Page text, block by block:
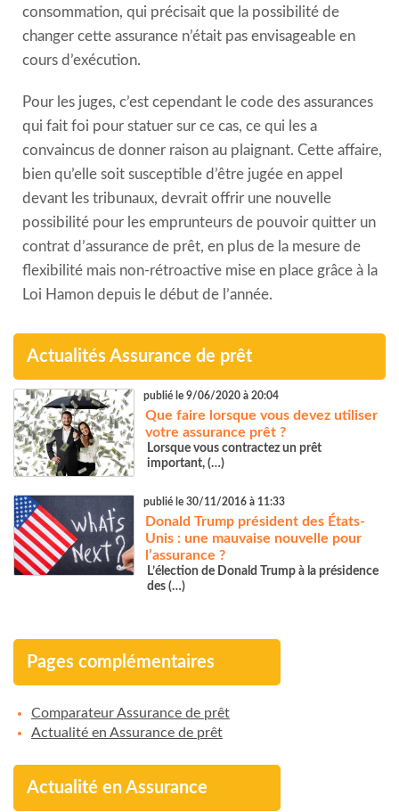
consommation, qui précisait que la possibilité de
changer cette assurance n’était pas envisageable en
cours d’exécution.
Pour les juges, c’est cependant le code des assurances
qui fait foi pour statuer sur ce cas, ce qui les a
convaincus de donner raison au plaignant. Cette affaire,
bien qu’elle soit susceptible d’être jugée en appel
devant les tribunaux, devrait offrir une nouvelle
possibilité pour les emprunteurs de pouvoir quitter un
contrat d’assurance de prêt, en plus de la mesure de
flexibilité mais non-rétroactive mise en place grâce à la
Loi Hamon depuis le début de l’année.
Actualités Assurance de prêt
publié le 9/06/2020 à 20:04
Que faire lorsque vous devez utiliser
votre assurance prêt ?
Lorsque vous contractez un prêt
important, (…)
publié le 30/11/2016 à 11:33
Donald Trump président des États-
Unis : une mauvaise nouvelle pour
l’assurance ?
L’élection de Donald Trump à la présidence
des (…)
Pages complémentaires
Comparateur Assurance de prêt
Actualité en Assurance de prêt
Actualité en Assurance